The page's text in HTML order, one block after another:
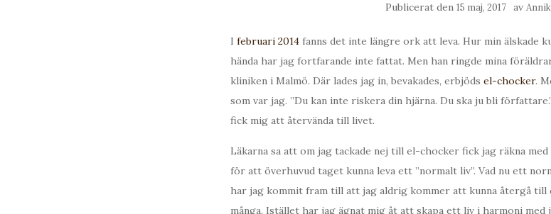
Publicerat den 15 maj, 2017 av
I februari 2014fanns det inte längre ork att leva. Hur min älskade
hända har jag fortfarande inte fattat. Men han ringde mina
kliniken i Malmö. Där lades jag in, bevakades, erbjöds el-chocker.
som var jag. ”Du kan inte riskera din hjärna. Du ska ju bli
fick mig att återvända till livet.
Läkarna sa att om jag tackade nej till el-chocker fick jag räkna
för att överhuvud taget kunna leva ett ”normalt liv”. Vad nu ett
har jag kommit fram till att jag aldrig kommer att kunna återgå till
många. Istället har jag ägnat mig åt att skapa ett liv i harmoni med